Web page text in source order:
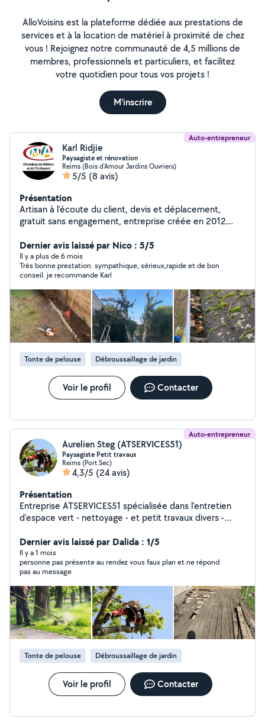
AlloVoisins est la plateforme dédiée aux prestations de
services et à la location de matériel à proximité de chez
vous ! Rejoignez notre communauté de 4,5 millions de
membres, professionnels et particuliers, et facilitez
votre quotidien pour tous vos projets !
M'inscrire
Auto-entrepreneur
Karl Ridjie
Paysagiste et rénovation
Reims (Bois d'Amour Jardins Ouvriers)
5/5 (8 avis)
Présentation
Artisan à l'écoute du client, devis et déplacement,
gratuit sans engagement, entreprise créée en 2012
Dernier avis laissé par Nico : 5/5
Il y a plus de 6 mois
Très bonne prestation. sympathique, sérieux,rapide et de bon
conseil. je recommande Karl
Tonte de pelouse Débroussaillage de jardin
Voir le profil Contacter
Auto-entrepreneur
Aurelien Steg (ATSERVICES51)
Paysagiste Petit travaux
Reims (Port Sec)
4,3/5 (24 avis)
Présentation
Entreprise ATSERVICES51 spécialisée dans l'entretien
d'espace vert - nettoyage - et petit travaux divers -
Dernier avis laissé par Dalida : 1/5
Il y a 1 mois
personne pas présente au rendez vous faux plan et ne répond
pas au message
Tonte de pelouse Débroussaillage de jardin
Voir le profil Contacter